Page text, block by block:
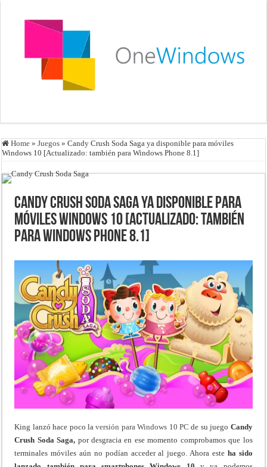
Home » Juegos » Candy Crush Soda Saga ya disponible para móviles
Windows 10 [Actualizado: también para Windows Phone 8.1]
Candy Crush Soda Saga ya disponible para
móviles Windows 10 [Actualizado: también
para Windows Phone 8.1]
King lanzó hace poco laversión para Windows 10 PC de su juego Candy
Crush Soda Saga, por desgracia en ese momento comprobamos que los
terminales móviles aún no podían acceder al juego. Ahora este ha sido